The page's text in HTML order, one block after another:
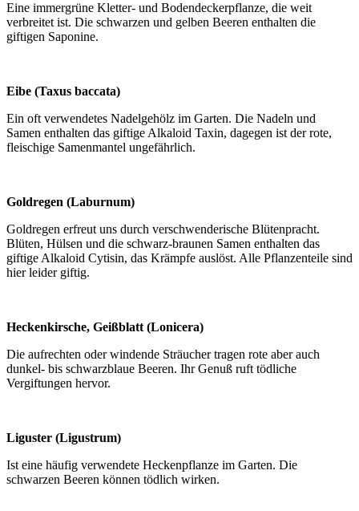
Eine immergrüne Kletter- und Bodendeckerpflanze, die weit
verbreitet ist. Die schwarzen und gelben Beeren enthalten die
giftigen Saponine.
Eibe (Taxus baccata)
Ein oft verwendetes Nadelgehölz im Garten. Die Nadeln und
Samen enthalten das giftige Alkaloid Taxin, dagegen ist der rote,
fleischige Samenmantel ungefährlich.
Goldregen (Laburnum)
Goldregen erfreut uns durch verschwenderische Blütenpracht.
Blüten, Hülsen und die schwarz-braunen Samen enthalten das
giftige Alkaloid Cytisin, das Krämpfe auslöst. Alle Pflanzenteile sind
hier leider giftig.
Heckenkirsche, Geißblatt (Lonicera)
Die aufrechten oder windende Sträucher tragen rote aber auch
dunkel- bis schwarzblaue Beeren. Ihr Genuß ruft tödliche
Vergiftungen hervor.
Liguster (Ligustrum)
Ist eine häufig verwendete Heckenpflanze im Garten. Die
schwarzen Beeren können tödlich wirken.